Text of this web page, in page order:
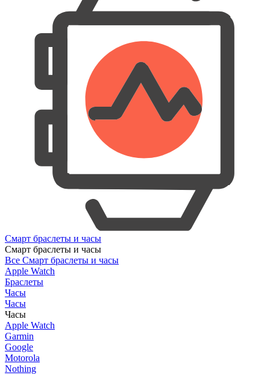
Смарт браслеты и часы
Смарт браслеты и часы
Все Смарт браслеты и часы
Apple Watch
Браслеты
Часы
Часы
Часы
Apple Watch
Garmin
Google
Motorola
Nothing